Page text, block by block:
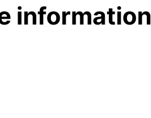
information